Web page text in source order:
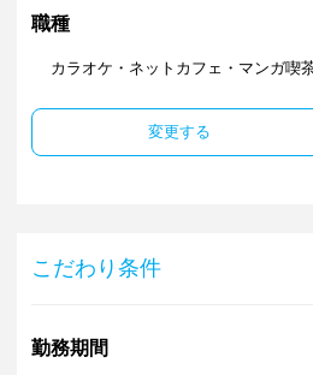
職種
カラオケ・ネットカフェ・マンガ喫
変更する
こだわり条件
勤務期間